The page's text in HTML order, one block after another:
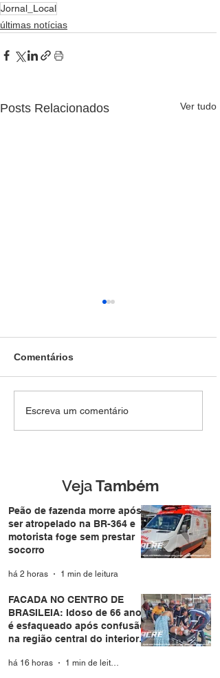
Jornal_Local
últimas notícias
Posts Relacionados Ver tudo
FACADA NO CENTRO
central do interior do
Comentários
Escreva um comentário
VejaTambém
Peão de fazenda morre após
ser atropelado na BR-364 e
motorista foge sem prestar
socorro
há 2 horas 1 min de leitura
FACADA NO CENTRO DE
BRASILEIA: Idoso de 66 anos
é esfaqueado após confusão
na região central do interior
há 16 horas 1 min de leitura